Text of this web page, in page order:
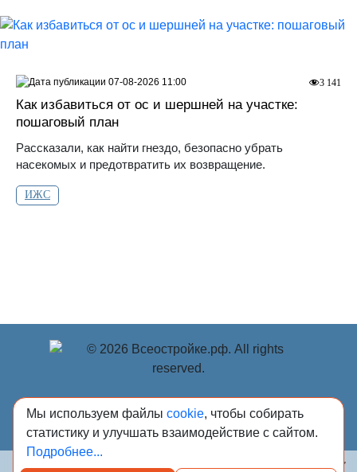
Как избавиться от ос и шершней на участке:
пошаговый план
Рассказали, как найти гнездо, безопасно убрать
насекомых и предотвратить их возвращение.
ИЖС
3 141
07-08-2026 11:00
© Учредитель: Индивидуальный предприниматель
Опрышко Светлана Александровна, 2018-2026.
Сообщения и материалы сетевого издания «Всё о
стройке» (зарегистрировано Федеральной службой по
надзору в сфере связи, информационных технологий и
Мы используем файлы cookie, чтобы собирать
статистику и улучшать взаимодействие с сайтом.
Подробнее...